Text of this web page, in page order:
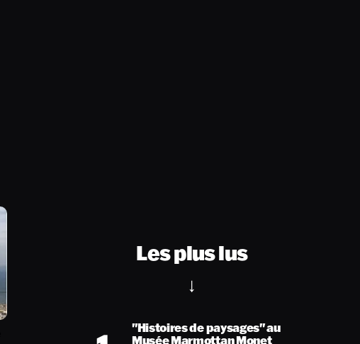
Les plus lus
"Histoires de paysages" au
Musée Marmottan Monet